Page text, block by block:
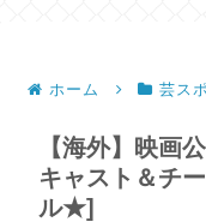
ホーム 芸スポ
【海外】映画
キャスト＆チ
ル★]